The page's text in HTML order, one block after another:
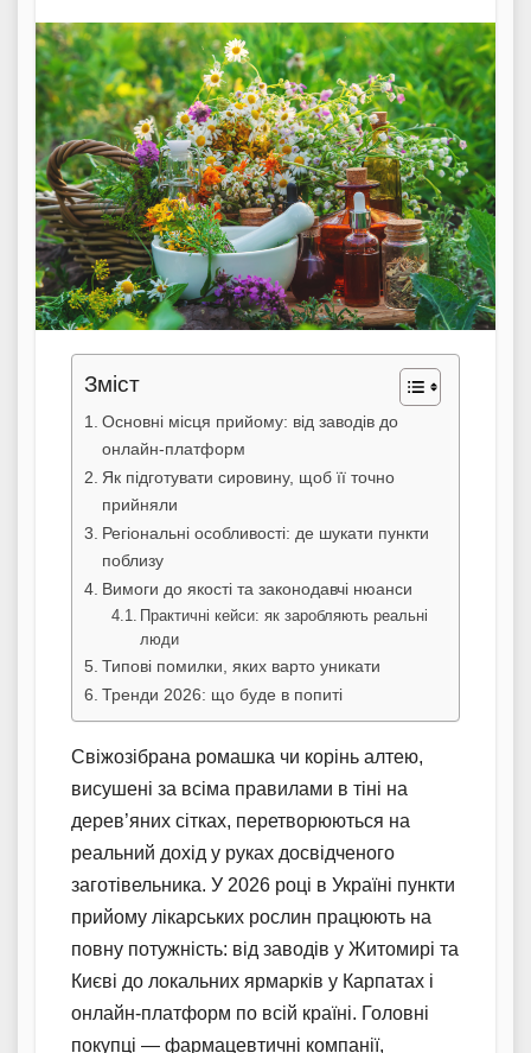
Зміст
Основні місця прийому: від заводів до
онлайн-платформ
Як підготувати сировину, щоб її точно
прийняли
Регіональні особливості: де шукати пункти
поблизу
Вимоги до якості та законодавчі нюанси
Практичні кейси: як заробляють реальні
люди
Типові помилки, яких варто уникати
Тренди 2026: що буде в попиті
Свіжозібрана ромашка чи корінь алтею,
висушені за всіма правилами в тіні на
дерев’яних сітках, перетворюються на
реальний дохід у руках досвідченого
заготівельника. У 2026 році в Україні пункти
прийому лікарських рослин працюють на
повну потужність: від заводів у Житомирі та
Києві до локальних ярмарків у Карпатах і
онлайн-платформ по всій країні. Головні
покупці — фармацевтичні компанії,